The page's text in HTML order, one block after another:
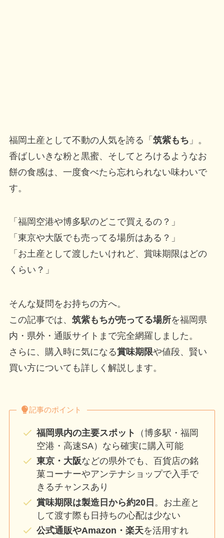
福岡土産として不動の人気を誇る「 筑紫もち 」。
香ばしいきな粉と黒蜜、そしてとろけるようなお
餅の食感は、一度食べたら忘れられない味わいで
す。
「福岡空港や博多駅のどこで買えるの？」
「東京や大阪でも売ってる場所はある？」
「お土産として渡したいけれど、賞味期限はどの
くらい？」
そんな疑問をお持ちの方へ。
この記事では、 筑紫もちが売ってる場所を福岡県
内・県外・通販サイトまで完全網羅しました。
さらに、購入時に気になる賞味期限や値段、賢い
買い方についても詳しく解説します。
記事のポイント
福岡県内の主要スポット
（博多駅・福岡
空港・高速SA）なら確実に購入可能
東京・大阪などの県外でも、百貨店の銘
菓コーナーやアンテナショップで入手で
きるチャンスあり
賞味期限は製造日から約20日 。お土産と
して渡す際も日持ちの心配は少ない
公式通販やAmazon・楽天を活用すれ